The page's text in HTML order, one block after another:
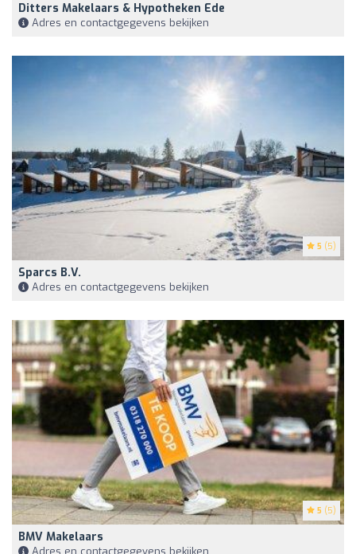
Ditters Makelaars & Hypotheken Ede
Adres en contactgegevens bekijken
5 (5)
Sparcs B.V.
Adres en contactgegevens bekijken
5 (5)
BMV Makelaars
Adres en contactgegevens bekijken